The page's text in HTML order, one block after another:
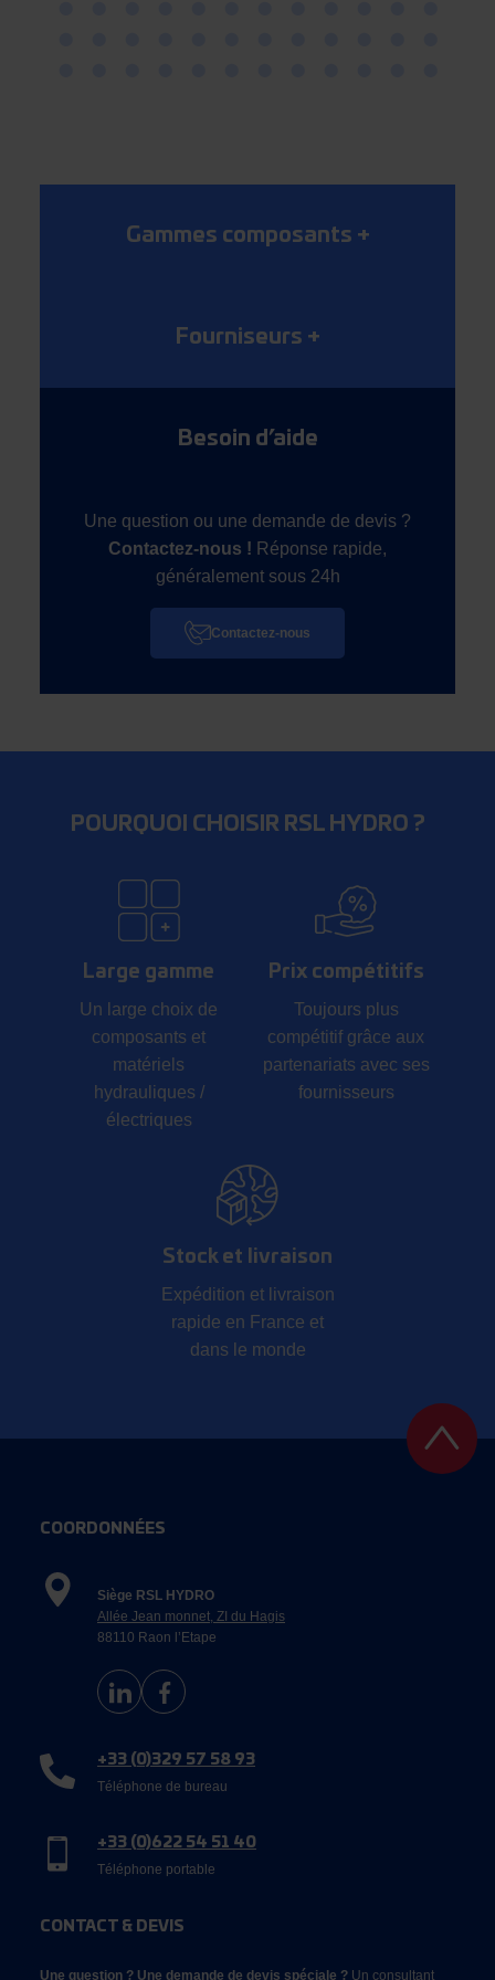
Gammes composants +
Fourniseurs +
Besoin d’aide
Une question ou une demande de devis ?
Contactez-nous ! Réponse rapide,
généralement sous 24h
Contactez-nous
POURQUOI CHOISIR RSL HYDRO ?
Large gamme
Un large choix de
composants et
matériels
hydrauliques /
électriques
Prix compétitifs
Toujours plus
compétitif grâce aux
partenariats avec ses
fournisseurs
Stock et livraison
Expédition et livraison
rapide en France et
dans le monde
COORDONNÉES
Siège RSL HYDRO
Allée Jean monnet, ZI du Hagis
88110 Raon l’Etape
+33 (0)329 57 58 93
Téléphone de bureau
+33 (0)622 54 51 40
Téléphone portable
CONTACT & DEVIS
Une question ? Une demande de devis spéciale ? Un consultant